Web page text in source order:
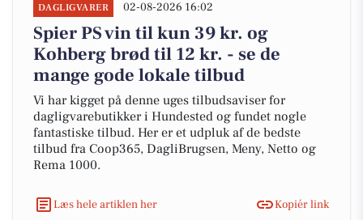
DAGLIGVARER 02-08-2026 16:02
Spier PS vin til kun 39 kr. og
Kohberg brød til 12 kr. - se de
mange gode lokale tilbud
Vi har kigget på denne uges tilbudsaviser for
dagligvarebutikker i Hundested og fundet nogle
fantastiske tilbud. Her er et udpluk af de bedste
tilbud fra Coop365, DagliBrugsen, Meny, Netto og
Rema 1000.
Læs hele artiklen her Kopiér link